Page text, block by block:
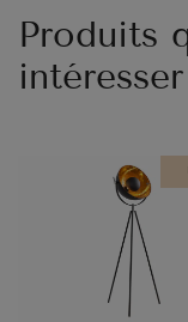
Produits
intéresser